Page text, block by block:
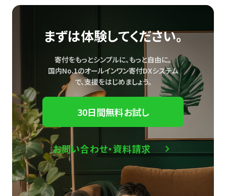
まずは体験してください。
寄付をもっとシンプルに、もっと自由に。
国内No.1のオールインワン寄付DXシステム
で、支援をはじめましょう。
30日間無料お試し
お問い合わせ・資料請求